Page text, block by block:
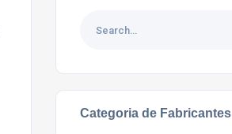
Categoria de Fabricantes